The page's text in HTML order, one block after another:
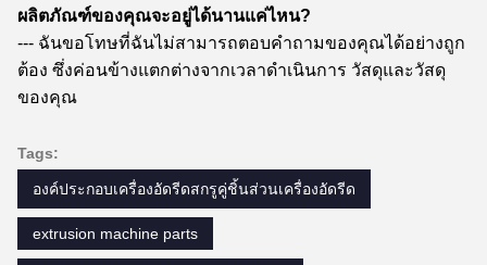
ผลิตภัณฑ์ของคุณจะอยู่ได้นานแค่ไหน?
--- ฉันขอโทษที่ฉันไม่สามารถตอบคำถามของคุณได้อย่างถูก
ต้อง ซึ่งค่อนข้างแตกต่างจากเวลาดำเนินการ วัสดุและวัสดุ
ของคุณ
Tags:
องค์ประกอบเครื่องอัดรีดสกรูคู่ชิ้นส่วนเครื่องอัดรีด
extrusion machine parts